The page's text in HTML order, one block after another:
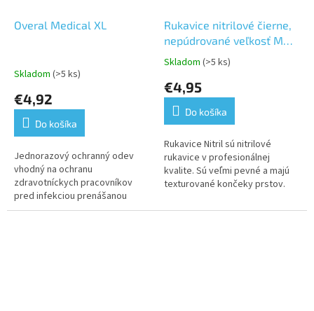
Overal Medical XL
Skladom (>5 ks)
€4,92
Do košíka
Jednorazový ochranný odev
vhodný na ochranu
zdravotníckych pracovníkov
pred infekciou prenášanou
krvou, telesnými tekutinami a
Rukavice nitrilové čierne,
nepúdrované veľkosť M
100 ks
Priemerné
produktu
5,0
5
hviezdičiek.
Skladom (>5 ks)
€4,95
Do košíka
Rukavice Nitril sú nitrilové
rukavice v profesionálnej
kvalite. Sú veľmi pevné a majú
texturované končeky prstov.
obojstranné